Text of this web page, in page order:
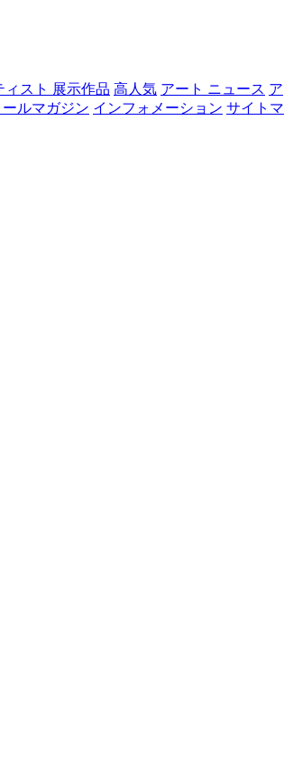
ィスト 展示作品 高人気 アート ニュース ア
ールマガジン インフォメーション サイトマ